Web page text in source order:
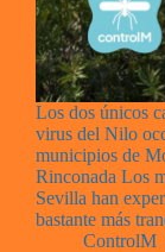
Los dos únicos
virus del Nilo
municipios de
Rinconada Los
Sevilla han
bastante más
ControlM